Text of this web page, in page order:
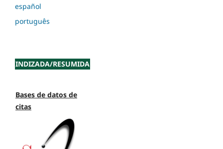
español
português
INDIZADA/RESUMIDA
Bases de datos de
citas